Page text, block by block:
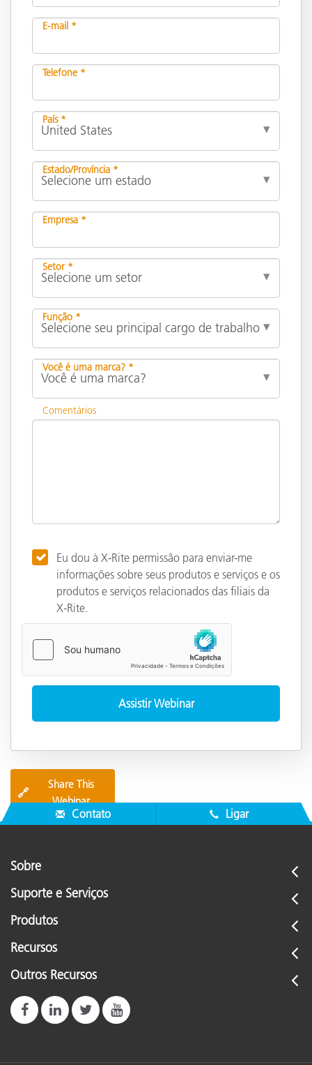
E-mail *
Telefone *
País *
Estado/Província *
Empresa *
Setor *
Função *
Você é uma marca? *
Comentários
Eu dou à X-Rite permissão para enviar-me
informações sobre seus produtos e serviços e os
produtos e serviços relacionados das filiais da
X-Rite.
🔗
Share This
Webinar
Contato Ligar
Sobre
Suporte e Serviços
Produtos
Recursos
Outros Recursos